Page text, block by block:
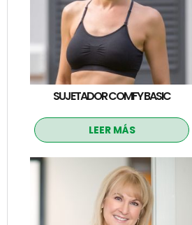
SUJETADOR COMFY BASIC
LEER MÁS